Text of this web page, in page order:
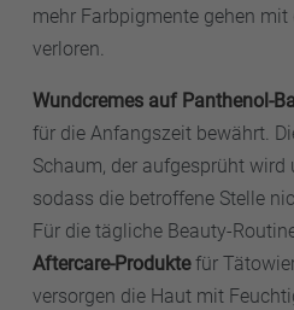
mehr Farbpigmente gehen
verloren.
Wundcremes auf Panthenol-
für die Anfangszeit bewährt.
Schaum, der aufgesprüht wird
sodass die betroffene Stelle
Für die tägliche Beauty-
Aftercare-Produktefür
versorgen die Haut mit